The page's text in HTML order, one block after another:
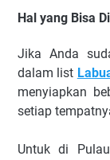
Hal yang Bisa
Jika Anda
dalam list
menyiapkan
setiap
Untuk di